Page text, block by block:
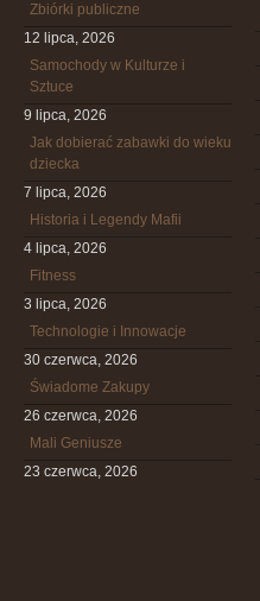
Zbiórki publiczne
12 lipca, 2026
Samochody w Kulturze i
Sztuce
9 lipca, 2026
Jak dobierać zabawki do wieku
dziecka
7 lipca, 2026
Historia i Legendy Mafii
4 lipca, 2026
Fitness
3 lipca, 2026
Technologie i Innowacje
30 czerwca, 2026
Świadome Zakupy
26 czerwca, 2026
Mali Geniusze
23 czerwca, 2026